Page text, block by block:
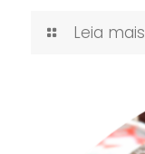
Leia mais